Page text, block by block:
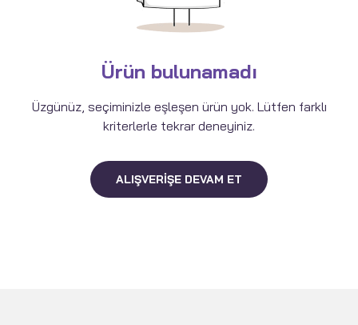
Ürün bulunamadı
Üzgünüz, seçiminizle eşleşen ürün yok. Lütfen farklı
kriterlerle tekrar deneyiniz.
ALIŞVERIŞE DEVAM ET